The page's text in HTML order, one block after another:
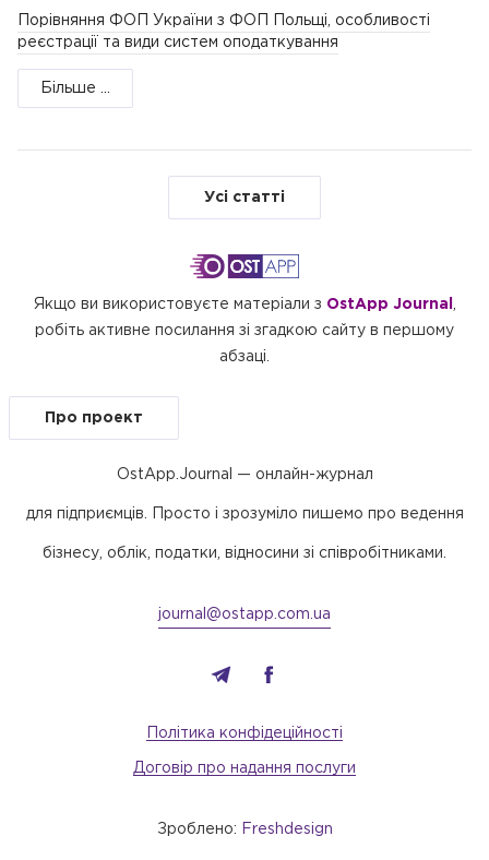
Порівняння ФОП України з ФОП Польщі, особливості
реєстрації та види систем оподаткування
Більше ...
Усі статті
Якщо ви використовуєте матеріали з OstApp Journal
робіть активне посилання зі згадкою сайту в першому
абзаці.
Про проект
OstApp.Journal — онлайн-журнал
для підприємців. Просто і зрозуміло пишемо про ведення
бізнесу, облік, податки, відносини зі співробітниками.
Зроблено: Freshdesign
journal@ostapp.com.ua
Політика конфідеційності
Договір про надання послуги